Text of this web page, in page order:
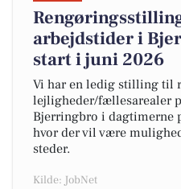
arbejdstider i
start i juni 2026
Vi har en ledig stilling til
lejligheder/fællesarealer
Bjerringbro i dagtimerne
hvor der vil være
steder.
Kilde: JobNet